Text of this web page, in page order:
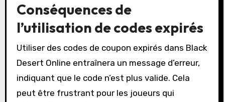
Conséquences de
l’utilisation de codes expirés
Utiliser des codes de coupon expirés dans Black
Desert Online entraînera un message d’erreur,
indiquant que le code n’est plus valide. Cela
peut être frustrant pour les joueurs qui